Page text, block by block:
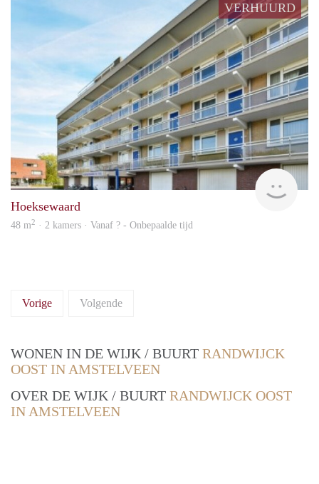
VERHUURD
Hoeksewaard
48 m2 · 2 kamers · Vanaf ? - Onbepaalde tijd
Vorige Volgende
WONEN IN DE WIJK / BUURT RANDWIJCK
OOST IN AMSTELVEEN
OVER DE WIJK / BUURT RANDWIJCK OOST
IN AMSTELVEEN